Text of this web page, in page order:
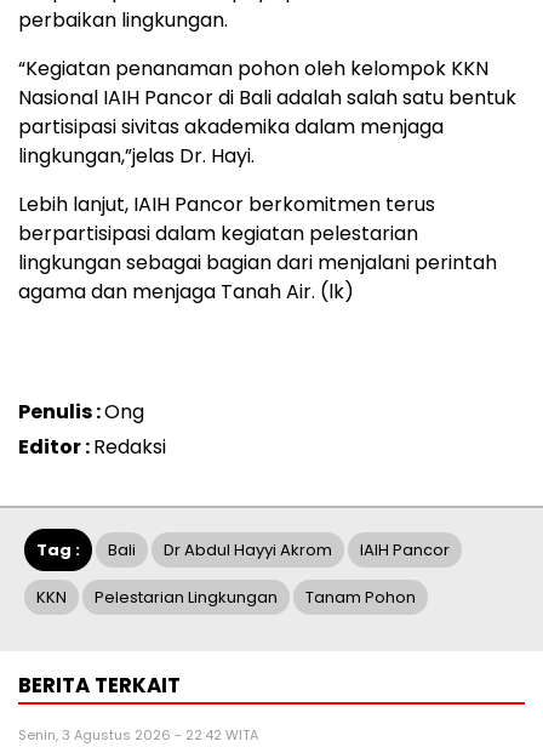
perbaikan lingkungan.
“Kegiatan penanaman pohon oleh kelompok KKN
Nasional IAIH Pancor di Bali adalah salah satu bentuk
partisipasi sivitas akademika dalam menjaga
lingkungan,”jelas Dr. Hayi.
Lebih lanjut, IAIH Pancor berkomitmen terus
berpartisipasi dalam kegiatan pelestarian
lingkungan sebagai bagian dari menjalani perintah
agama dan menjaga Tanah Air. (lk)
Penulis :Ong
Editor :Redaksi
Tag : Bali Dr Abdul Hayyi Akrom IAIH Pancor
KKN Pelestarian Lingkungan Tanam Pohon
BERITA TERKAIT
Senin, 3 Agustus 2026 - 22:42 WITA